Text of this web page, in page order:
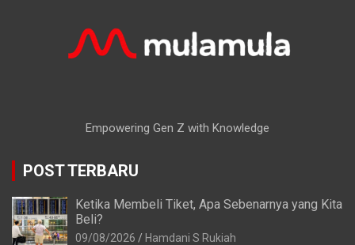
Empowering Gen Z with Knowledge
POST TERBARU
Ketika Membeli Tiket, Apa Sebenarnya yang Kita
Beli?
09/08/2026 Hamdani S Rukiah